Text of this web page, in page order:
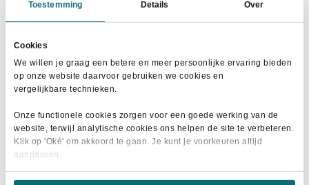
Toestemming Details Over
Cookies
We willen je graag een betere en meer persoonlijke ervaring bieden
op onze website daarvoor gebruiken we cookies en
vergelijkbare technieken.
Onze functionele cookies zorgen voor een goede werking van de
website, terwijl analytische cookies ons helpen de site te verbeteren.
Klik op 'Oké' om akkoord te gaan. Je kunt je voorkeuren altijd
aanpassen.
€69,95Oorspronkelijke
was:
€69,95.
€50,00Huidige
is:
€50,00.
Maat selecteren
product
variaties.
Deze
kan
- 27%